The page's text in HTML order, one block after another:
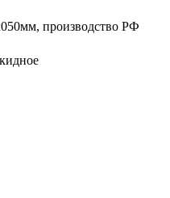
производство РФ